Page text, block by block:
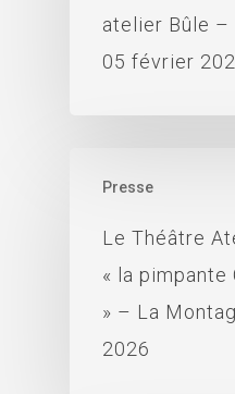
atelier Bûle –
05 février
Presse
Le Théâtre
« la pimpante
» – La
2026